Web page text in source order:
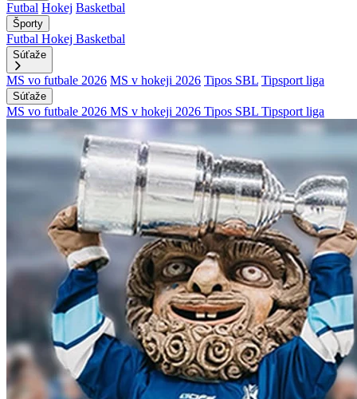
Futbal Hokej Basketbal
Športy
Futbal Hokej Basketbal
Súťaže
MS vo futbale 2026 MS v hokeji 2026 Tipos SBL Tipsport liga
Súťaže
MS vo futbale 2026 MS v hokeji 2026 Tipos SBL Tipsport liga